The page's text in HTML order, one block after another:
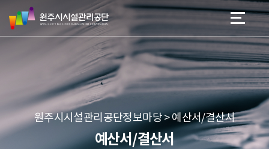
네
본문 바로가기
메뉴 바로가기
원
주
시
리
공
단 원주시시설관리공단정보마당 > 예산서/결산서
예산서/결산서